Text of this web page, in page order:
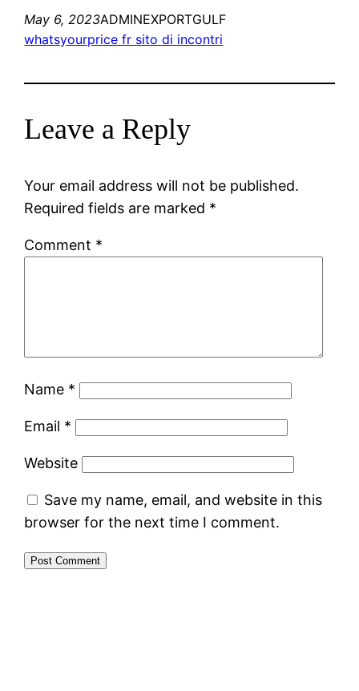
May 6, 2023ADMINEXPORTGULF
whatsyourprice fr sito di incontri
Leave a Reply
Your email address will not be published.
Required fields are marked *
Comment *
Name *
Email *
Website
Save my name, email, and website in this
browser for the next time I comment.